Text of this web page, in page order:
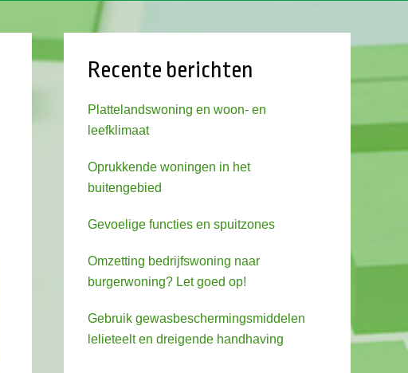
Recente berichten
Plattelandswoning en woon- en
leefklimaat
Oprukkende woningen in het
buitengebied
Gevoelige functies en spuitzones
Omzetting bedrijfswoning naar
burgerwoning? Let goed op!
Gebruik gewasbeschermingsmiddelen
lelieteelt en dreigende handhaving